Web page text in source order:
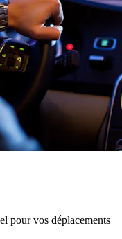
pour vos déplacements